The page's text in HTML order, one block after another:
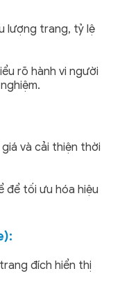
lượng trang, tỷ lệ
rõ hành vi người
và cải thiện thời
để tối ưu hóa hiệu
đích hiển thị